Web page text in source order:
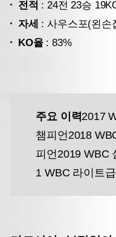
전적 : 24전 23승
자세 : 사우스포(왼손
KO율: 83%
주요 이력2017
챔피언 2018
피언 2019 WBC
1 WBC 라이트